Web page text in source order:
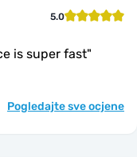
5.0
is super fast"
Pogledajte sve ocjene